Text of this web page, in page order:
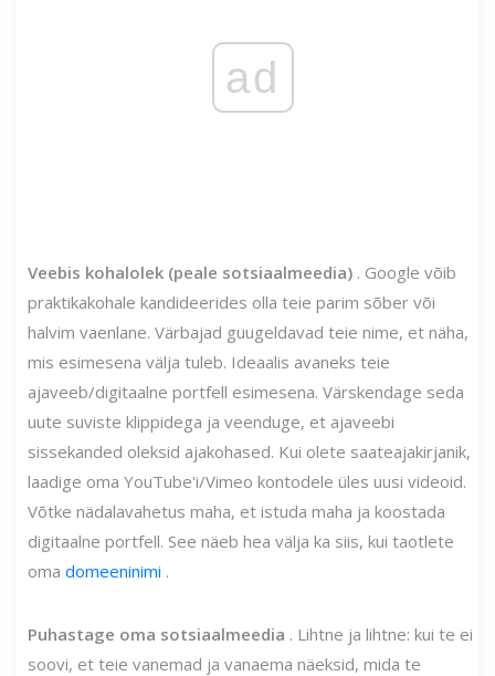
ad
Veebis kohalolek (peale sotsiaalmeedia) . Google võib
praktikakohale kandideerides olla teie parim sõber või
halvim vaenlane. Värbajad guugeldavad teie nime, et näha,
mis esimesena välja tuleb. Ideaalis avaneks teie
ajaveeb/digitaalne portfell esimesena. Värskendage seda
uute suviste klippidega ja veenduge, et ajaveebi
sissekanded oleksid ajakohased. Kui olete saateajakirjanik,
laadige oma YouTube'i/Vimeo kontodele üles uusi videoid.
Võtke nädalavahetus maha, et istuda maha ja koostada
digitaalne portfell. See näeb hea välja ka siis, kui taotlete
oma domeeninimi .
Puhastage oma sotsiaalmeedia . Lihtne ja lihtne: kui te ei
soovi, et teie vanemad ja vanaema näeksid, mida te